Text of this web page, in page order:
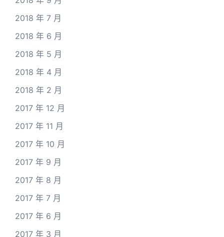
2018 年 7 月
2018 年 6 月
2018 年 5 月
2018 年 4 月
2018 年 2 月
2017 年 12 月
2017 年 11 月
2017 年 10 月
2017 年 9 月
2017 年 8 月
2017 年 7 月
2017 年 6 月
2017 年 3 月